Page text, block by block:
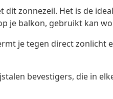
zonnezeil. Het is de
je balkon, gebruikt kan
je tegen direct zonlicht
bevestigers, die in